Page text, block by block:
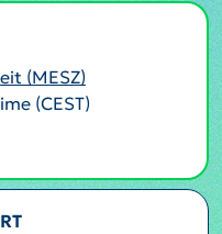
(MESZ)
(CEST)